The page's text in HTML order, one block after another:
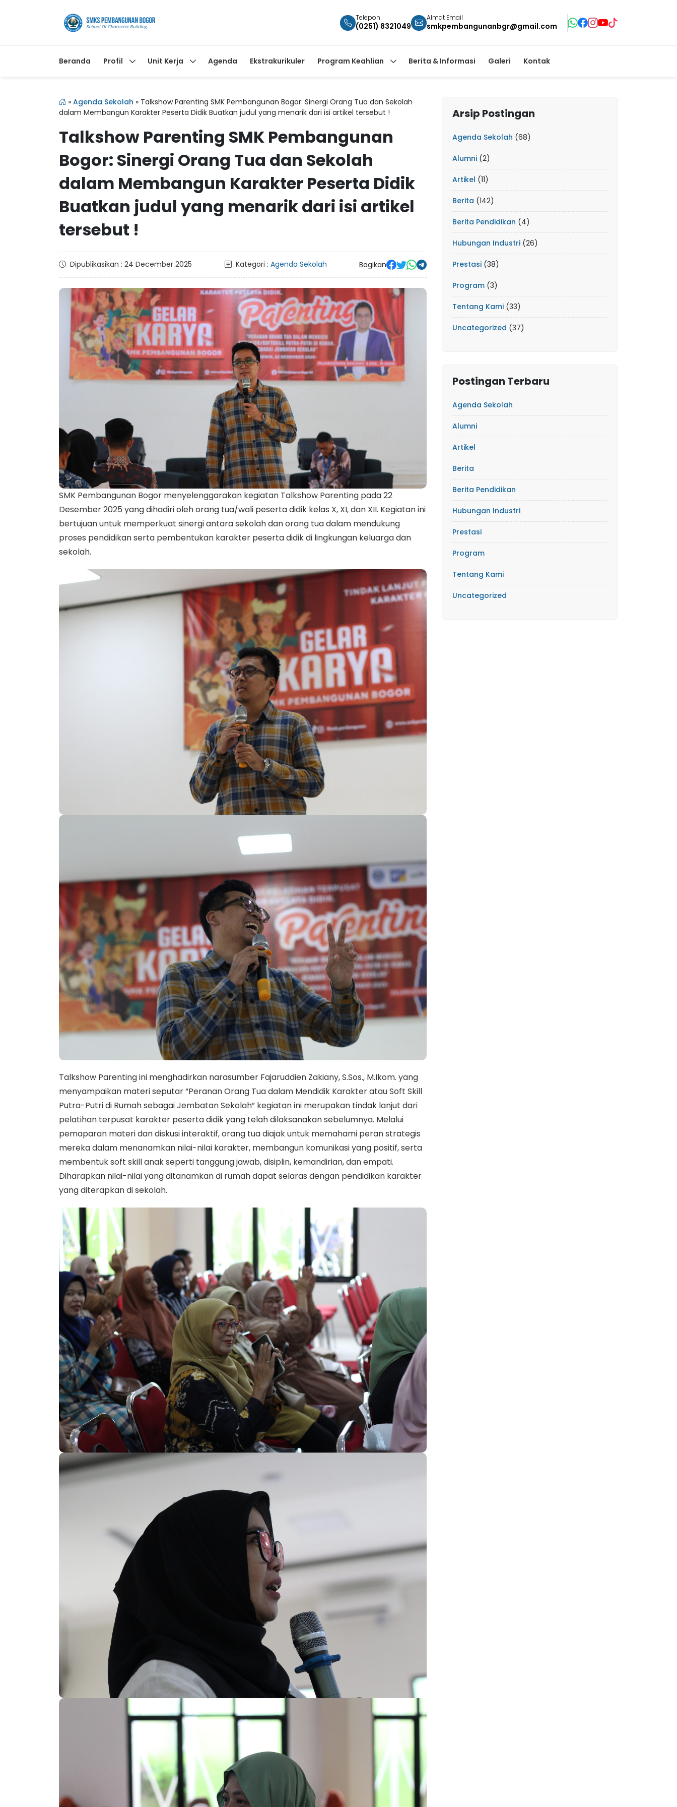
Telepon
(0251) 8321049
Almat Email
smkpembangunanbgr@gmail.com
Beranda Profil Unit Kerja Agenda Ekstrakurikuler Program Keahlian Berita & Informasi Galeri Kontak
» Agenda Sekolah » Talkshow Parenting SMK Pembangunan Bogor: Sinergi Orang Tua dan Sekolah
dalam Membangun Karakter Peserta Didik Buatkan judul yang menarik dari isi artikel tersebut !
Talkshow Parenting SMK Pembangunan
Bogor: Sinergi Orang Tua dan Sekolah
dalam Membangun Karakter Peserta Didik
Buatkan judul yang menarik dari isi artikel
tersebut !
Dipublikasikan : 24 December 2025 Kategori : Agenda Sekolah Bagikan
SMK Pembangunan Bogor menyelenggarakan kegiatan Talkshow Parenting pada 22
Desember 2025 yang dihadiri oleh orang tua/wali peserta didik kelas X, XI, dan XII. Kegiatan ini
bertujuan untuk memperkuat sinergi antara sekolah dan orang tua dalam mendukung
proses pendidikan serta pembentukan karakter peserta didik di lingkungan keluarga dan
sekolah.
Talkshow Parenting ini menghadirkan narasumber Fajaruddien Zakiany, S.Sos., M.Ikom. yang
menyampaikan materi seputar “Peranan Orang Tua dalam Mendidik Karakter atau Soft Skill
Putra-Putri di Rumah sebagai Jembatan Sekolah” kegiatan ini merupakan tindak lanjut dari
pelatihan terpusat karakter peserta didik yang telah dilaksanakan sebelumnya. Melalui
pemaparan materi dan diskusi interaktif, orang tua diajak untuk memahami peran strategis
mereka dalam menanamkan nilai-nilai karakter, membangun komunikasi yang positif, serta
membentuk soft skill anak seperti tanggung jawab, disiplin, kemandirian, dan empati.
Diharapkan nilai-nilai yang ditanamkan di rumah dapat selaras dengan pendidikan karakter
yang diterapkan di sekolah.
Arsip Postingan
Agenda Sekolah (68)
Alumni (2)
Artikel (11)
Berita (142)
Berita Pendidikan (4)
Hubungan Industri (26)
Prestasi (38)
Program (3)
Tentang Kami (33)
Uncategorized (37)
Postingan Terbaru
Agenda Sekolah
Alumni
Artikel
Berita
Berita Pendidikan
Hubungan Industri
Prestasi
Program
Tentang Kami
Uncategorized